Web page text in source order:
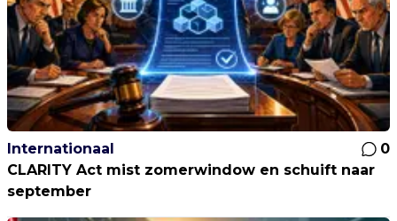
Internationaal
0
CLARITY Act mist zomerwindow en schuift naar
september